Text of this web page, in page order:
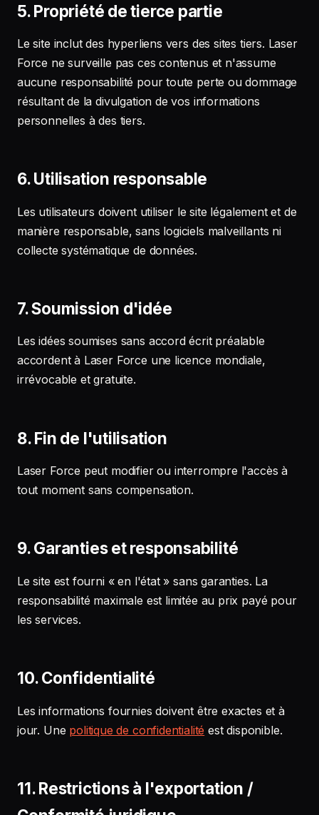
5. Propriété de tierce partie
Le site inclut des hyperliens vers des sites tiers. Laser
Force ne surveille pas ces contenus et n'assume
aucune responsabilité pour toute perte ou dommage
résultant de la divulgation de vos informations
personnelles à des tiers.
6. Utilisation responsable
Les utilisateurs doivent utiliser le site légalement et de
manière responsable, sans logiciels malveillants ni
collecte systématique de données.
7. Soumission d'idée
Les idées soumises sans accord écrit préalable
accordent à Laser Force une licence mondiale,
irrévocable et gratuite.
8. Fin de l'utilisation
Laser Force peut modifier ou interrompre l'accès à
tout moment sans compensation.
9. Garanties et responsabilité
Le site est fourni « en l'état » sans garanties. La
responsabilité maximale est limitée au prix payé pour
les services.
10. Confidentialité
Les informations fournies doivent être exactes et à
jour. Une politique de confidentialité est disponible.
11. Restrictions à l'exportation /